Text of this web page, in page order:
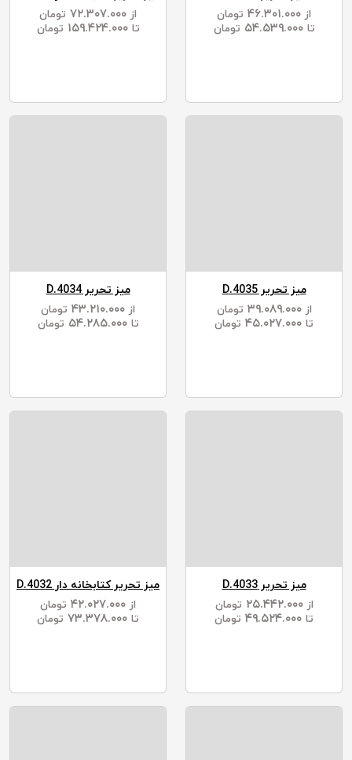
از
تومان
تا ۵۴.۵۳۹.۰۰۰ تومان
از
تومان
تا ۱۵۹.۴۲۴.۰۰۰ تومان
میز تحریر D.4035
از ۳۹.۰۸۹.۰۰۰
تومان
تا
تومان
میز تحریر D.4034
از
تومان
تا ۵۴.۲۸۵.۰۰۰ تومان
میز تحریر D.4033
از ۲۵.۴۴۲.۰۰۰
تومان
تا
تومان
میز تحریر کتابخانه دار D.4032
از
تومان
تا
تومان